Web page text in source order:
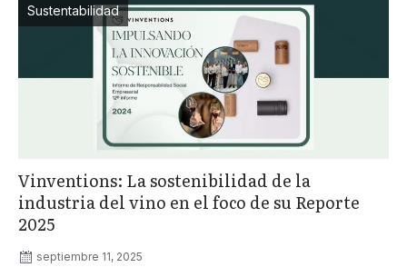
Sustentabilidad
Vinventions: La sostenibilidad de la
industria del vino en el foco de su Reporte
2025
septiembre 11, 2025